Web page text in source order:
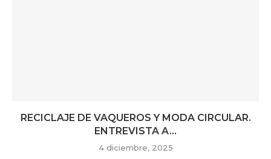
RECICLAJE DE VAQUEROS Y MODA CIRCULAR.
ENTREVISTA A...
4 diciembre, 2025